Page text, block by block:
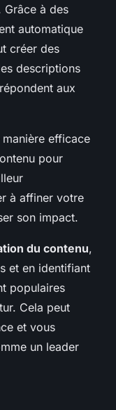
Grâce à des
automatique
créer des
descriptions
aux
manière efficace
pour
à affiner votre
son impact.
du contenu,
et en identifiant
populaires
Cela peut
et vous
un leader